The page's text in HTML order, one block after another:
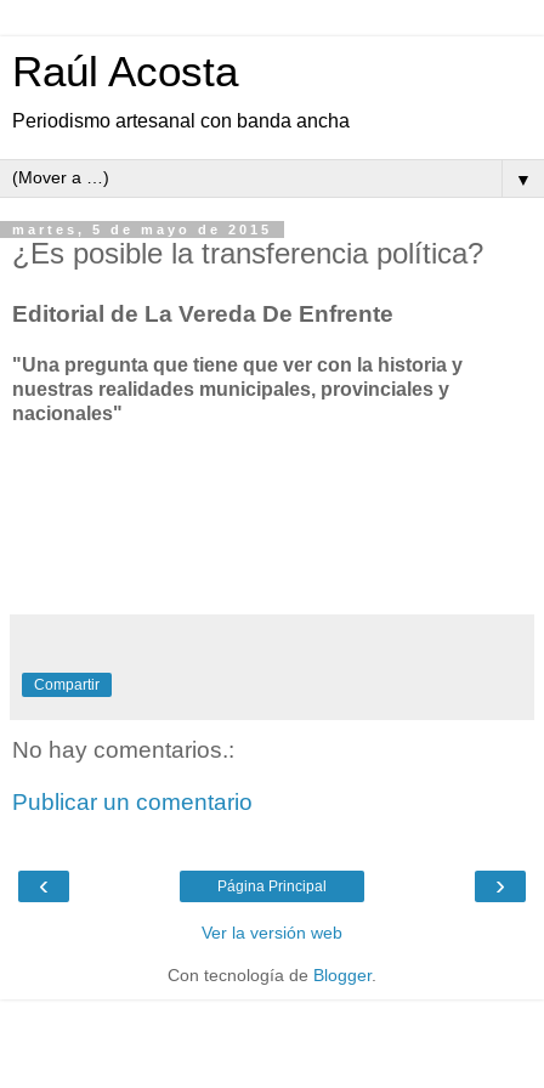
Raúl Acosta
Periodismo artesanal con banda ancha
▼
martes, 5 de mayo de 2015
¿Es posible la transferencia política?
Editorial de La Vereda De Enfrente
"Una pregunta que tiene que ver con la historia y
nuestras realidades municipales, provinciales y
nacionales"
Compartir
No hay comentarios.:
Publicar un comentario
‹ ›
Página Principal
Ver la versión web
Con tecnología de Blogger.